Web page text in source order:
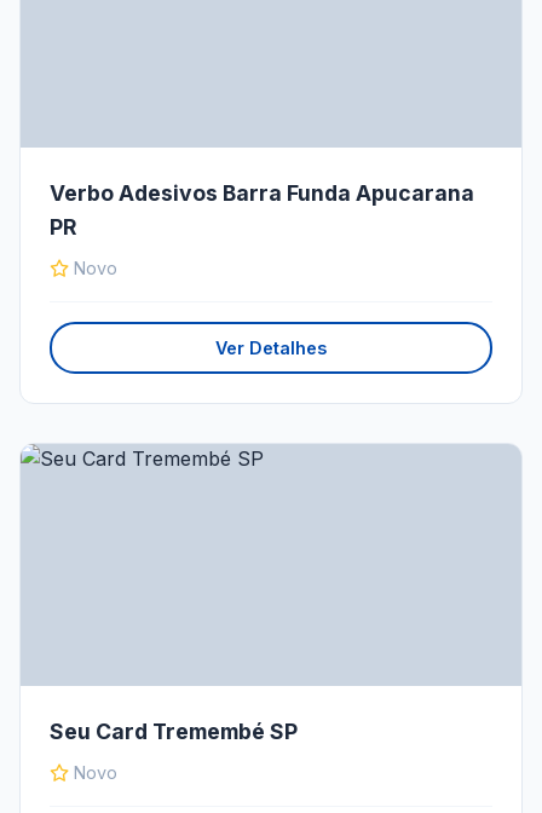
Verbo Adesivos Barra Funda Apucarana
PR
Novo
Ver Detalhes
Seu Card Tremembé SP
Novo